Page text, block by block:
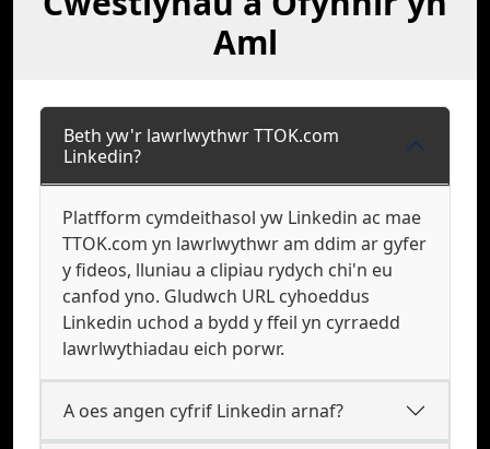
Aml
Beth yw'r lawrlwythwr TTOK.com
Linkedin?
Platfform cymdeithasol yw Linkedin ac mae
TTOK.com yn lawrlwythwr am ddim ar gyfer
y fideos, lluniau a clipiau rydych chi'n eu
canfod yno. Gludwch URL cyhoeddus
Linkedin uchod a bydd y ffeil yn cyrraedd
lawrlwythiadau eich porwr.
A oes angen cyfrif Linkedin arnaf?